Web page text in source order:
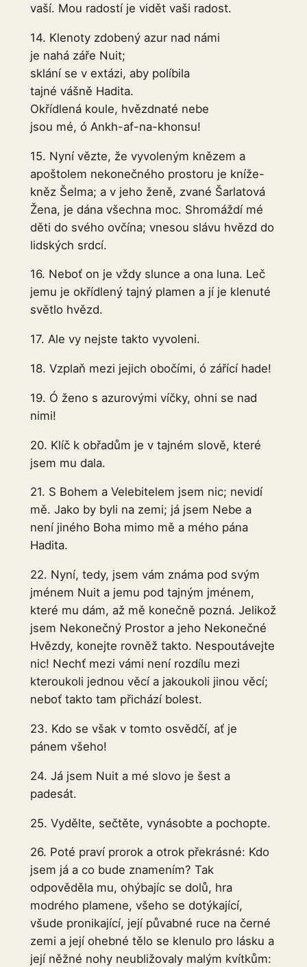
vaší. Mou radostí je vidět vaši radost.
14. Klenoty zdobený azur nad námi
je nahá záře Nuit;
sklání se v extázi, aby políbila
tajné vášně Hadita.
Okřídlená koule, hvězdnaté nebe
jsou mé, ó Ankh-af-na-khonsu!
15. Nyní vězte, že vyvoleným knězem a
apoštolem nekonečného prostoru je kníže-
kněz Šelma; a v jeho ženě, zvané Šarlatová
Žena, je dána všechna moc. Shromáždí mé
děti do svého ovčína; vnesou slávu hvězd do
lidských srdcí.
16. Neboť on je vždy slunce a ona luna. Leč
jemu je okřídlený tajný plamen a jí je klenuté
světlo hvězd.
17. Ale vy nejste takto vyvoleni.
18. Vzplaň mezi jejich obočími, ó zářící hade!
19. Ó ženo s azurovými víčky, ohni se nad
nimi!
20. Klíč k obřadům je v tajném slově, které
jsem mu dala.
21. S Bohem a Velebitelem jsem nic; nevidí
mě. Jako by byli na zemi; já jsem Nebe a
není jiného Boha mimo mě a mého pána
Hadita.
22. Nyní, tedy, jsem vám známa pod svým
jménem Nuit a jemu pod tajným jménem,
které mu dám, až mě konečně pozná. Jelikož
jsem Nekonečný Prostor a jeho Nekonečné
Hvězdy, konejte rovněž takto. Nespoutávejte
nic! Nechť mezi vámi není rozdílu mezi
kteroukoli jednou věcí a jakoukoli jinou věcí;
neboť takto tam přichází bolest.
23. Kdo se však v tomto osvědčí, ať je
pánem všeho!
24. Já jsem Nuit a mé slovo je šest a
padesát.
25. Vydělte, sečtěte, vynásobte a pochopte.
26. Poté praví prorok a otrok překrásné: Kdo
jsem já a co bude znamením? Tak
odpověděla mu, ohýbajíc se dolů, hra
modrého plamene, všeho se dotýkající,
všude pronikající, její půvabné ruce na černé
zemi a její ohebné tělo se klenulo pro lásku a
její něžné nohy neubližovaly malým kvítkům: